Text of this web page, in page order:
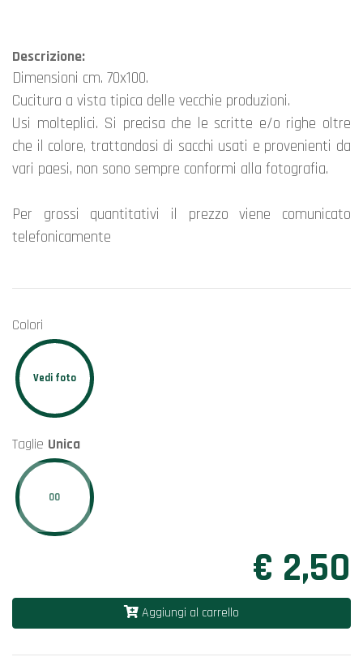
Descrizione:
dimensioni cm. 70x100.
Cucitura a vista tipica delle vecchie produzioni.
Usi molteplici. Si precisa che le scritte e/o righe oltre
che il colore, trattandosi di sacchi usati e provenienti da
vari paesi, non sono sempre conformi alla fotografia.
Per grossi quantitativi il prezzo viene comunicato
telefonicamente
Colori
Vedi foto
Taglie Unica
00
€ 2,50
Aggiungi al carrello